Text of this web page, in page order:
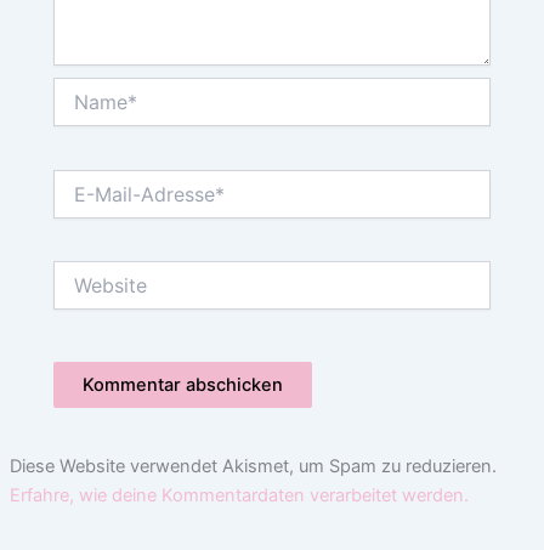
Mail-
Diese Website verwendet Akismet, um Spam zu reduzieren.
Erfahre, wie deine Kommentardaten verarbeitet werden.